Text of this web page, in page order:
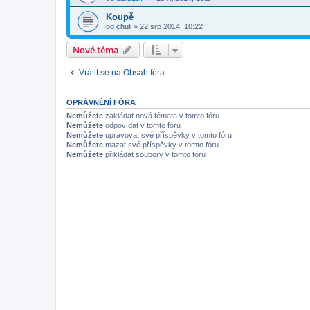
Koupě
od chuli » 22 srp 2014, 10:22
Nové téma
Vrátit se na Obsah fóra
OPRÁVNĚNÍ FÓRA
Nemůžete zakládat nová témata v tomto fóru
Nemůžete odpovídat v tomto fóru
Nemůžete upravovat své příspěvky v tomto fóru
Nemůžete mazat své příspěvky v tomto fóru
Nemůžete přikládat soubory v tomto fóru